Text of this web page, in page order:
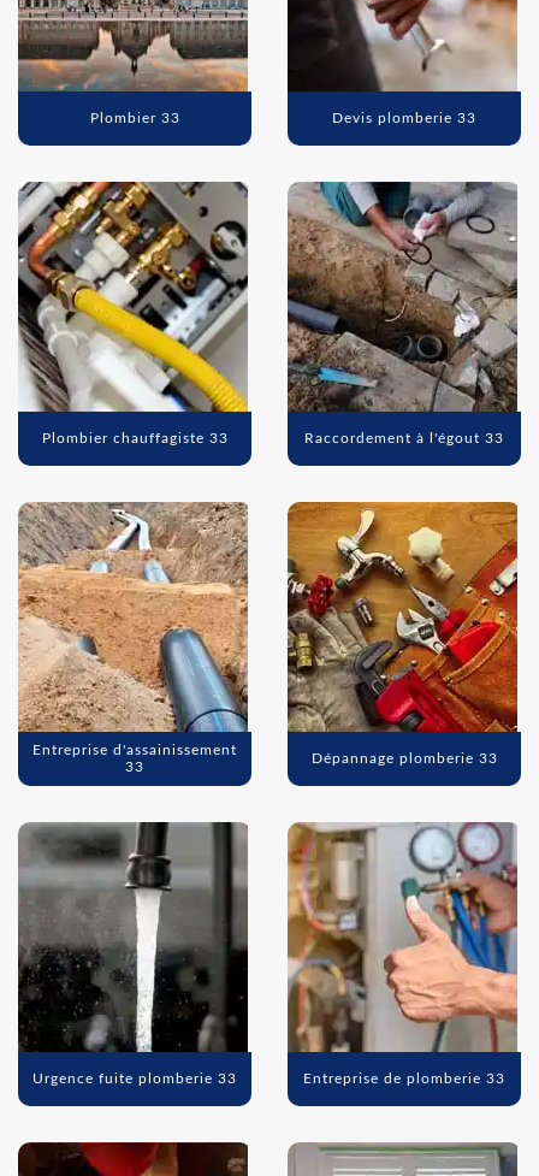
Plombier 33 Devis plomberie 33
Plombier chauffagiste 33 Raccordement à l'égout 33
Entreprise d'assainissement
33
Dépannage plomberie 33
Urgence fuite plomberie 33 Entreprise de plomberie 33